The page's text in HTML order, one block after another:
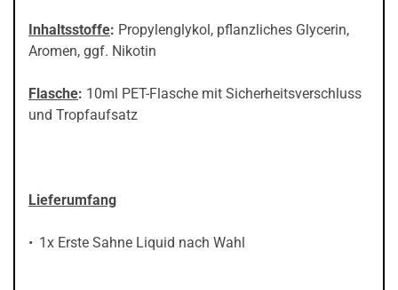
Inhaltsstoffe: Propylenglykol, pflanzliches Glycerin,
Aromen, ggf. Nikotin
Flasche: 10ml PET-Flasche mit Sicherheitsverschluss
und Tropfaufsatz
Lieferumfang
1x Erste Sahne Liquid nach Wahl